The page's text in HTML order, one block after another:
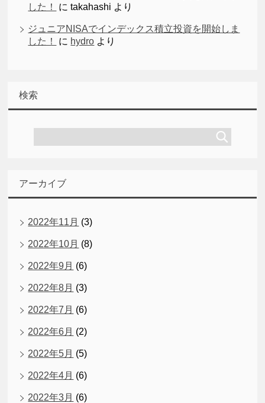
した！
にtakahashi より
ジュニアNISAでインデックス積立投資を開始しま
した！
に hydro より
検索
アーカイブ
2022年11月 (3)
2022年10月 (8)
2022年9月 (6)
2022年8月 (3)
2022年7月 (6)
2022年6月 (2)
2022年5月 (5)
2022年4月 (6)
2022年3月 (6)